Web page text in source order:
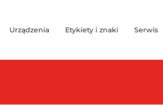
Urządzenia Etykiety i znaki Serwis